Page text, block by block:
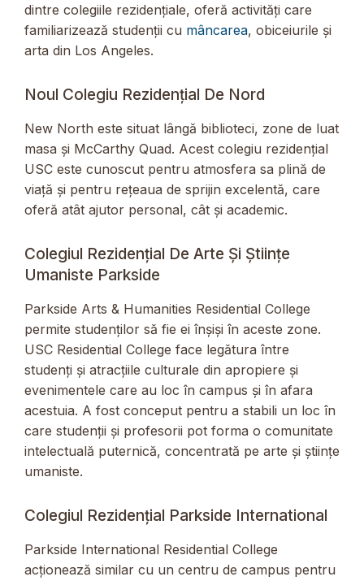
dintre colegiile rezidențiale, oferă activități care
familiarizează studenții cu mâncarea, obiceiurile și
arta din Los Angeles.
Noul Colegiu Rezidențial De Nord
New North este situat lângă biblioteci, zone de luat
masa și McCarthy Quad. Acest colegiu rezidențial
USC este cunoscut pentru atmosfera sa plină de
viață și pentru rețeaua de sprijin excelentă, care
oferă atât ajutor personal, cât și academic.
Colegiul Rezidențial De Arte Și Științe
Umaniste Parkside
Parkside Arts & Humanities Residential College
permite studenților să fie ei înșiși în aceste zone.
USC Residential College face legătura între
studenți și atracțiile culturale din apropiere și
evenimentele care au loc în campus și în afara
acestuia. A fost conceput pentru a stabili un loc în
care studenții și profesorii pot forma o comunitate
intelectuală puternică, concentrată pe arte și științe
umaniste.
Colegiul Rezidențial Parkside International
Parkside International Residential College
acționează similar cu un centru de campus pentru